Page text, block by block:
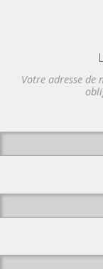
Votre adresse de